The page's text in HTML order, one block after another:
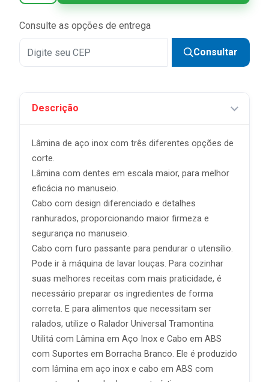
Consulte as opções de entrega
Consultar
Descrição
Lâmina de aço inox com três diferentes opções de
corte.
Lâmina com dentes em escala maior, para melhor
eficácia no manuseio.
Cabo com design diferenciado e detalhes
ranhurados, proporcionando maior firmeza e
segurança no manuseio.
Cabo com furo passante para pendurar o utensílio.
Pode ir à máquina de lavar louças. Para cozinhar
suas melhores receitas com mais praticidade, é
necessário preparar os ingredientes de forma
correta. E para alimentos que necessitam ser
ralados, utilize o Ralador Universal Tramontina
Utilitá com Lâmina em Aço Inox e Cabo em ABS
com Suportes em Borracha Branco. Ele é produzido
com lâmina em aço inox e cabo em ABS com